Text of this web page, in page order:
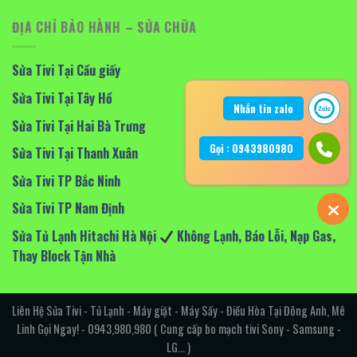
ĐỊA CHỈ BẢO HÀNH – SỬA CHỮA
Sửa Tivi Tại Cầu giấy
Sửa Tivi Tại Tây Hồ
Sửa Tivi Tại Hai Bà Trưng
Sửa Tivi Tại Thanh Xuân
Sửa Tivi TP Bắc Ninh
Sửa Tivi TP Nam Định
Sửa Tủ Lạnh Hitachi Hà Nội
Không Lạnh, Báo Lỗi, Nạp Gas,
Thay Block Tận Nhà
Liên Hệ Sửa Tivi - Tủ Lạnh - Máy giặt - Máy Sấy - Điều Hòa Tại Đông Anh, Mê
Linh Gọi Ngay! - 0943,980,980 ( Cung cấp bo mạch tivi Sony - Samsung -
LG... )
Nhắn tin zalo
Gọi : 0943980980